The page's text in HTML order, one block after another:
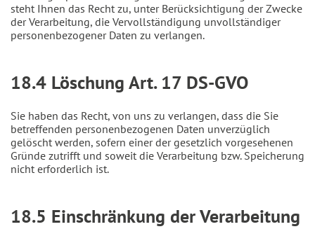
steht Ihnen das Recht zu, unter Berücksichtigung der Zwecke
der Verarbeitung, die Vervollständigung unvollständiger
personenbezogener Daten zu verlangen.
18.4 Löschung Art. 17 DS-GVO
Sie haben das Recht, von uns zu verlangen, dass die Sie
betreffenden personenbezogenen Daten unverzüglich
gelöscht werden, sofern einer der gesetzlich vorgesehenen
Gründe zutrifft und soweit die Verarbeitung bzw. Speicherung
nicht erforderlich ist.
18.5 Einschränkung der Verarbeitung